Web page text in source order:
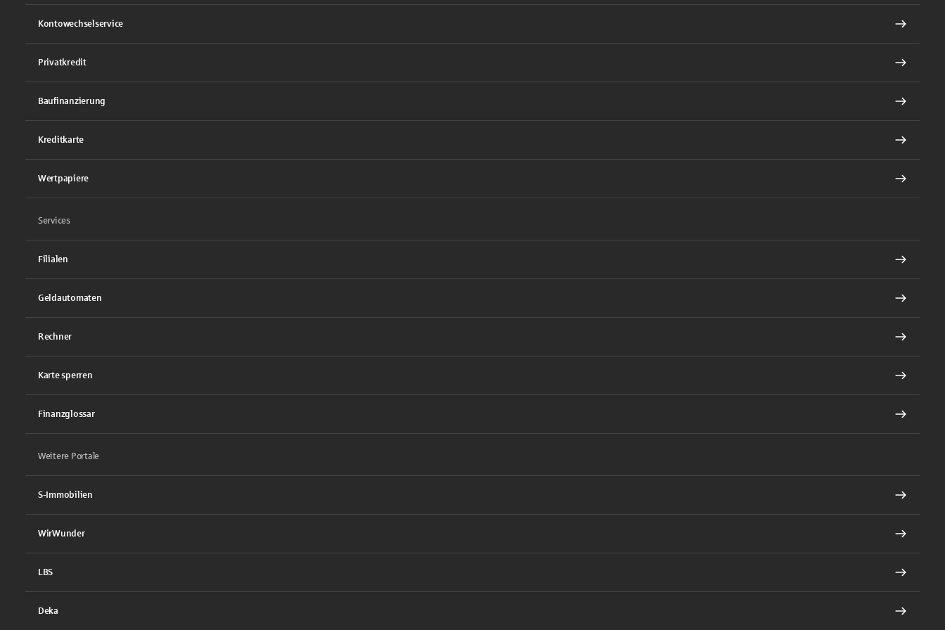
Kontowechselservice
Privatkredit
Baufinanzierung
Kreditkarte
Wertpapiere
Services
Filialen
Geldautomaten
Rechner
Karte sperren
Finanzglossar
Weitere Portale
S-Immobilien
WirWunder
LBS
Deka